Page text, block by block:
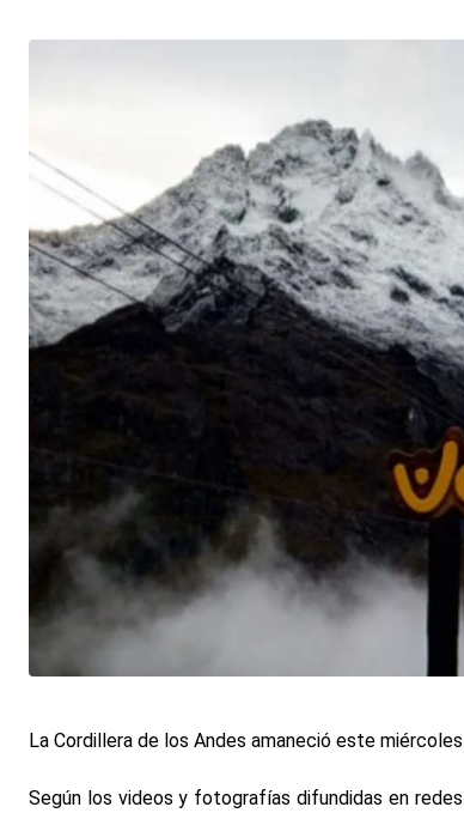
La Cordillera de los Andes amaneció este
Según los videos y fotografías difundidas en